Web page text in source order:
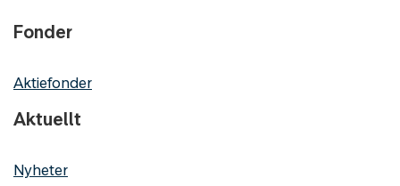
Fonder
Aktiefonder
Aktuellt
Nyheter